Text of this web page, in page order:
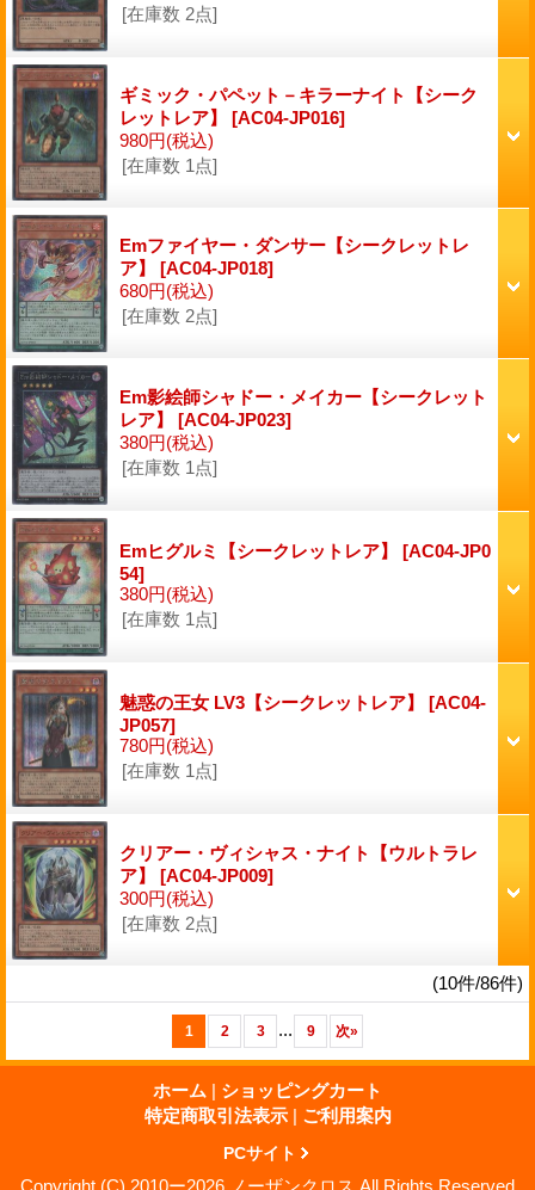
[在庫数 2点]
ギミック・パペット－キラーナイト【シーク
レットレア】 [AC04-JP016]
980円(税込)
[在庫数 1点]
Emファイヤー・ダンサー【シークレットレ
ア】 [AC04-JP018]
680円(税込)
[在庫数 2点]
Em影絵師シャドー・メイカー【シークレット
レア】 [AC04-JP023]
380円(税込)
[在庫数 1点]
Emヒグルミ【シークレットレア】 [AC04-JP0
54]
380円(税込)
[在庫数 1点]
魅惑の王女 LV3【シークレットレア】 [AC04-
JP057]
780円(税込)
[在庫数 1点]
クリアー・ヴィシャス・ナイト【ウルトラレ
ア】 [AC04-JP009]
300円(税込)
[在庫数 2点]
(10件/86件)
1 2 3 ... 9 次»
ホーム | ショッピングカート
特定商取引法表示 | ご利用案内
PCサイト
Copyright (C) 2010ー2026 ノーザンクロス All Rights Reserved